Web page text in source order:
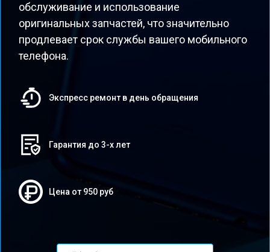
обслуживание и использование
оригинальных запчастей, что значительно
продлевает срок службы вашего мобильного
телефона.
Экспресс ремонт в день обращения
Гарантия до 3-х лет
Цена от 950 руб